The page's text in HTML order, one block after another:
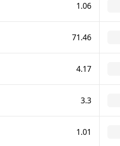
1.06
71.46
4.17
3.3
1.01